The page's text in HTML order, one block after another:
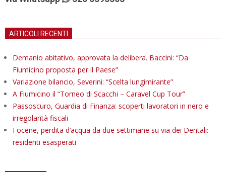
ARTICOLI RECENTI
Demanio abitativo, approvata la delibera. Baccini: “Da
Fiumicino proposta per il Paese”
Variazione bilancio, Severini: “Scelta lungimirante”
A Fiumicino il “Torneo di Scacchi – Caravel Cup Tour”
Passoscuro, Guardia di Finanza: scoperti lavoratori in nero e
irregolarità fiscali
Focene, perdita d’acqua da due settimane su via dei Dentali:
residenti esasperati